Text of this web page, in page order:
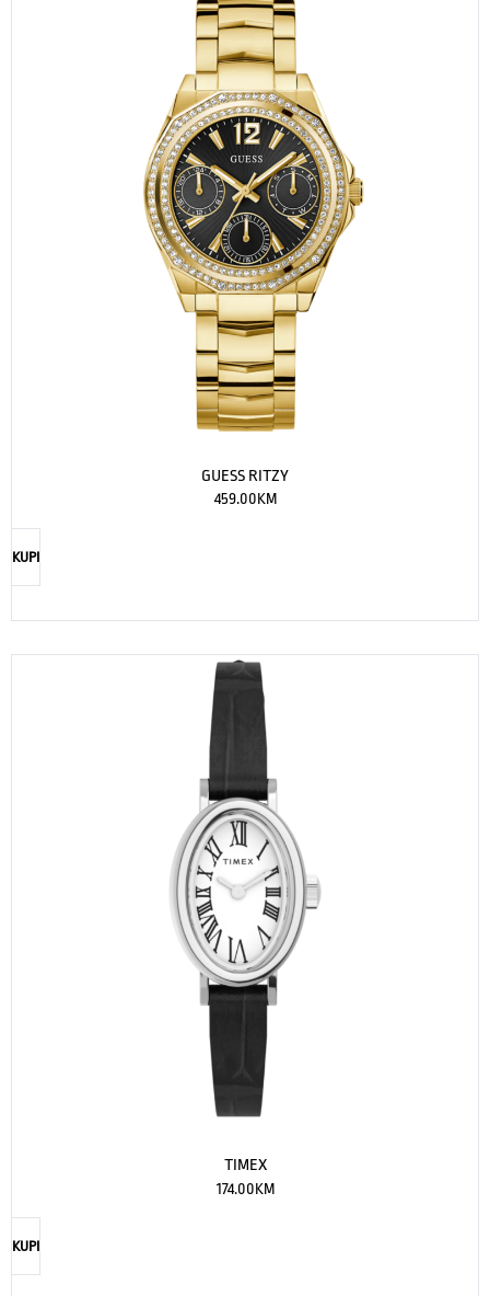
GUESS RITZY
459.00KM
KUPI
TIMEX
174.00KM
KUPI